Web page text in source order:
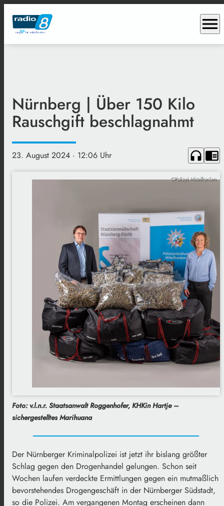
menu
Nürnberg | Über 150 Kilo
Rauschgift beschlagnahmt
23. August 2024 · 12:06 Uhr headphones chrome_reader_mode
©Polizei Mittelfranken
Foto: v.l.n.r. Staatsanwalt Roggenhofer, KHKin Hartje –
sichergestelltes Marihuana
Der Nürnberger Kriminalpolizei ist jetzt ihr bislang größter
Schlag gegen den Drogenhandel gelungen. Schon seit
Wochen laufen verdeckte Ermittlungen gegen ein mutmaßlich
bevorstehendes Drogengeschäft in der Nürnberger Südstadt,
so die Polizei. Am vergangenen Montag erscheinen dann